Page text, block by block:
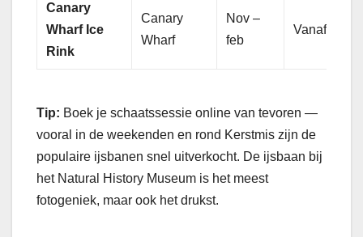
Canary
Wharf Ice
Rink
Canary
Wharf
Nov –
feb
Vanaf £20
Tip: Boek je schaatssessie online van tevoren —
vooral in de weekenden en rond Kerstmis zijn de
populaire ijsbanen snel uitverkocht. De ijsbaan bij
het Natural History Museum is het meest
fotogeniek, maar ook het drukst.